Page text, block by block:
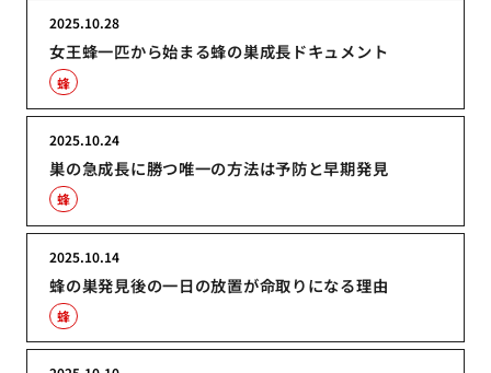
女王蜂一匹から始まる蜂の巣成長ドキュメント
2025.10.28
蜂
巣の急成長に勝つ唯一の方法は予防と早期発見
2025.10.24
蜂
蜂の巣発見後の一日の放置が命取りになる理由
2025.10.14
蜂